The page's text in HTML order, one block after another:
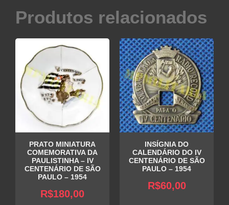
Produtos relacionados
PRATO MINIATURA
COMEMORATIVA DA
PAULISTINHA – IV
CENTENÁRIO DE SÃO
PAULO – 1954
R$180,00
INSÍGNIA DO
CALENDÁRIO DO IV
CENTENÁRIO DE SÃO
PAULO – 1954
R$60,00